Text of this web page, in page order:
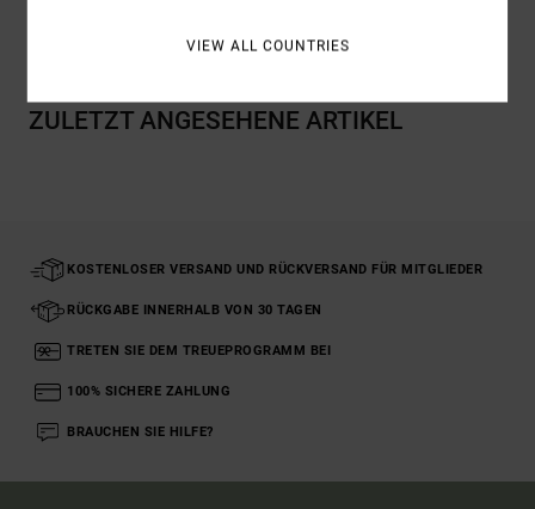
ZULETZT ANGESEHENE ARTIKEL
KOSTENLOSER VERSAND UND RÜCKVERSAND FÜR MITGLIEDER
RÜCKGABE INNERHALB VON 30 TAGEN
TRETEN SIE DEM TREUEPROGRAMM BEI
100% SICHERE ZAHLUNG
BRAUCHEN SIE HILFE?
VIEW ALL COUNTRIES